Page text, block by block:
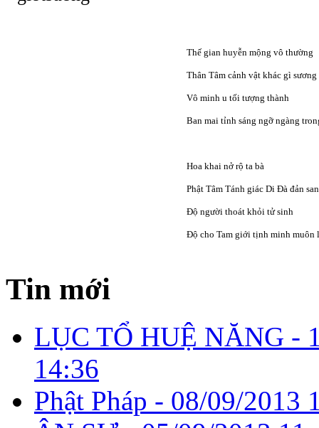
Thế gian huyễn mộng vô thường
Thân Tâm cảnh vật khác gì sương
Vô minh u tối tượng thành
Ban mai tỉnh sáng ngỡ ngàng
Hoa khai nở rộ ta bà
Phật Tâm Tánh giác Di Đà đản
Độ người thoát khỏi tử sinh
Độ cho Tam giới tịnh minh muôn
Tin mới
LỤC TỔ HUỆ NĂNG -
14:36
Phật Pháp - 08/09/2013